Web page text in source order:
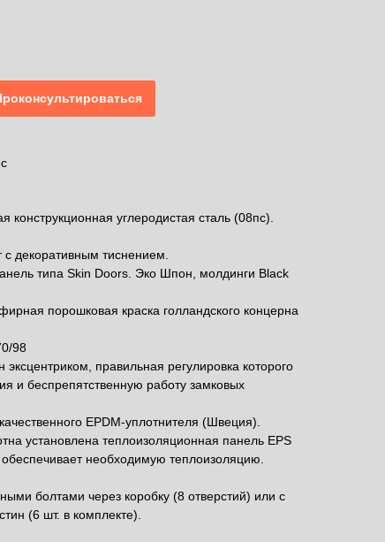
конструкционная углеродистая сталь (08пс).
декоративным тиснением.
типа Skin Doors. Эко Шпон, молдинги Black
порошковая краска голландского концерна
98
эксцентриком, правильная регулировка которого
и беспрепятственную работу замковых
EPDM-уплотнителя (Швеция).
установлена теплоизоляционная панель EPS
необходимую теплоизоляцию.
болтами через коробку (8 отверстий) или с
(6 шт. в комплекте).